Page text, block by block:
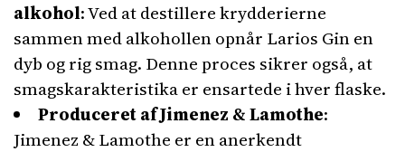
alkohol: Ved at destillere krydderierne
sammen med alkohollen opnår Larios Gin en
dyb og rig smag. Denne proces sikrer også, at
smagskarakteristika er ensartede i hver flaske.
Produceret af Jimenez & Lamothe:
Jimenez & Lamothe er en anerkendt